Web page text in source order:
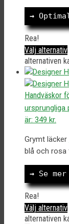
→
Rea!
Välj alternativ
alternativen
Handväskor
ursprungliga
är: 349 kr.
Grymt läcker
blå och rosa
→ Se
Rea!
Välj alternativ
alternativen